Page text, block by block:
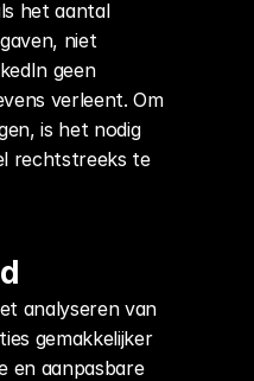
het aantal
niet
geen
verleent. Om
is het nodig
rechtstreeks te
analyseren van
gemakkelijker
en aanpasbare